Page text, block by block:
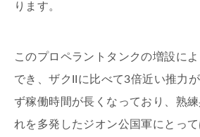
ります。
このプロペラントタンクの増設に
でき、ザクIIに比べて3倍近い推力
ず稼働時間が長くなっており、熟
れを多発したジオン公国軍にとっ